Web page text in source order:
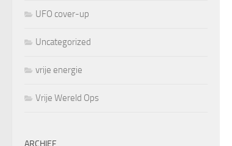
UFO cover-up
Uncategorized
vrije energie
Vrije Wereld Ops
ARCHIEF